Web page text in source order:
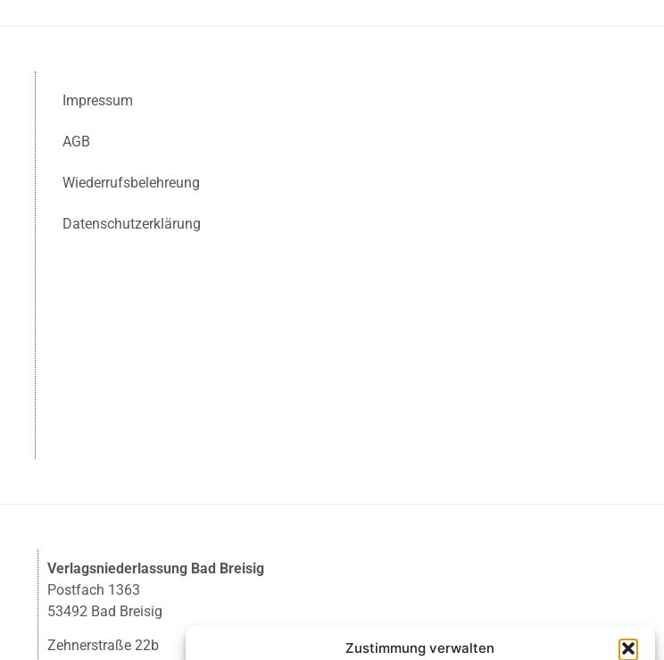
Zustimmung verwalten
Impressum
AGB
Wiederrufsbelehreung
Datenschutzerklärung
Verlagsniederlassung Bad Breisig
Postfach 1363
53492 Bad Breisig
Zehnerstraße 22b